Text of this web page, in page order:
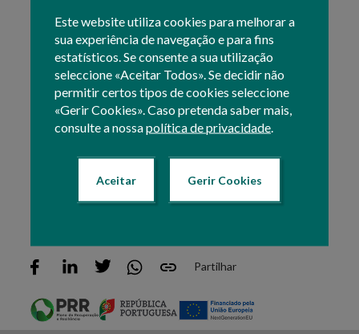
Este website utiliza cookies para melhorar a
sua experiência de navegação e para fins
estatísticos. Se consente a sua utilização
seleccione «Aceitar Todos». Se decidir não
permitir certos tipos de cookies seleccione
«Gerir Cookies». Caso pretenda saber mais,
consulte a nossapolítica de privacidade
Aceitar Gerir Cookies
Na área de apoio ao beneficiário, a EDIA, entidade
gestora do Projeto Alqueva, disponibiliza, através do
menu lateral, o acesso às seguintes ferramentas:
- Portal do Regante Alqueva;
- SISAP - Sistema de Apoio à Determinação da
Aptidão Cultural.
Partilhar